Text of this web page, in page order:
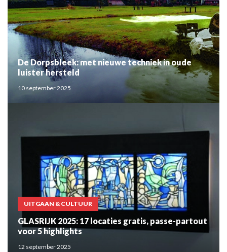
De Dorpsbleek: met nieuwe techniek in oude
luister hersteld
10 september 2025
UITGAAN & CULTUUR
GLASRIJK 2025: 17 locaties gratis, passe-partout
voor 5 highlights
12 september 2025